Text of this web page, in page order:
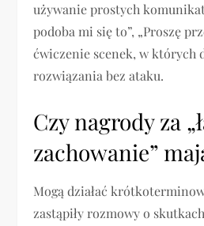
używanie prostych
podoba mi się to”, „Proszę
ćwiczenie scenek, w których
rozwiązania bez ataku.
Czy nagrody za
zachowanie”
Mogą działać
zastąpiły rozmowy o